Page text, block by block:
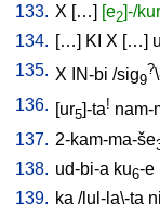
133. X […] [e2]-/
134. […] KI X […]
135. X IN-bi /sig9
?
136. [ur5]-ta! nam-
137. 2-kam-ma-še
138. ud-bi-a ku6-e
139. ka /lul-la\-ta ni